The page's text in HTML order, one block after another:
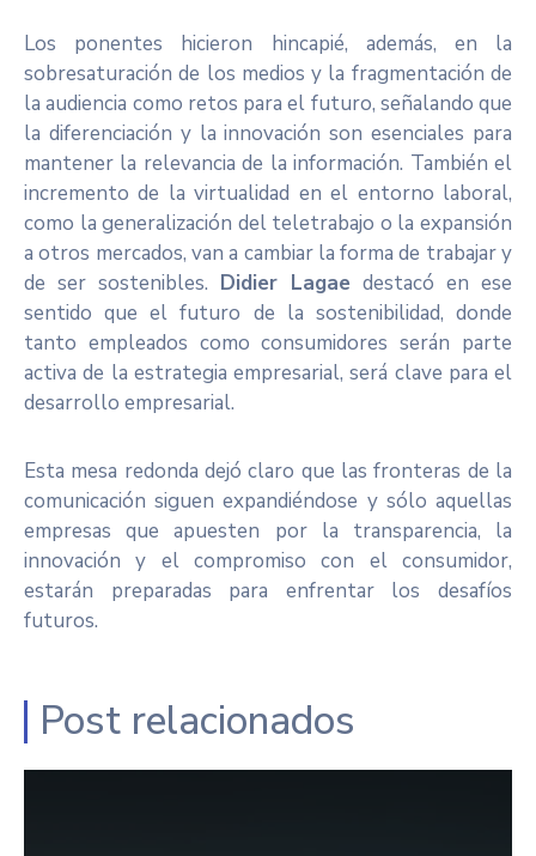
Los ponentes hicieron hincapié, además, en la
sobresaturación de los medios y la fragmentación de
la audiencia como retos para el futuro, señalando que
la diferenciación y la innovación son esenciales para
mantener la relevancia de la información. También el
incremento de la virtualidad en el entorno laboral,
como la generalización del teletrabajo o la expansión
a otros mercados, van a cambiar la forma de trabajar y
de ser sostenibles. Didier Lagae destacó en ese
sentido que el futuro de la sostenibilidad, donde
tanto empleados como consumidores serán parte
activa de la estrategia empresarial, será clave para el
desarrollo empresarial.
Esta mesa redonda dejó claro que las fronteras de la
comunicación siguen expandiéndose y sólo aquellas
empresas que apuesten por la transparencia, la
innovación y el compromiso con el consumidor,
estarán preparadas para enfrentar los desafíos
futuros.
Post relacionados